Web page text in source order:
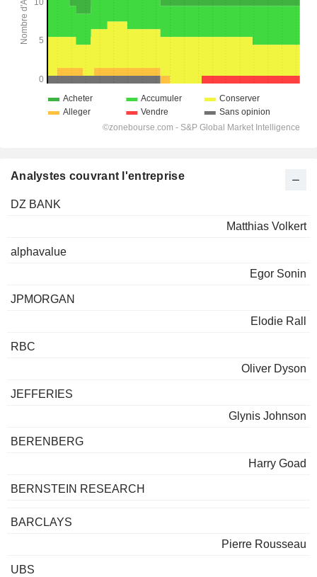
Analystes couvrant l'entreprise
DZ BANK
Matthias Volkert
alphavalue
Egor Sonin
JPMORGAN
Elodie Rall
RBC
Oliver Dyson
JEFFERIES
Glynis Johnson
BERENBERG
Harry Goad
BERNSTEIN RESEARCH
BARCLAYS
Pierre Rousseau
UBS